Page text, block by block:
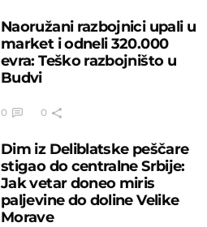
Naoružani razbojnici upali u
market i odneli 320.000
evra: Teško razbojništo u
Budvi
0 0
Dim iz Deliblatske peščare
stigao do centralne Srbije:
Jak vetar doneo miris
paljevine do doline Velike
Morave